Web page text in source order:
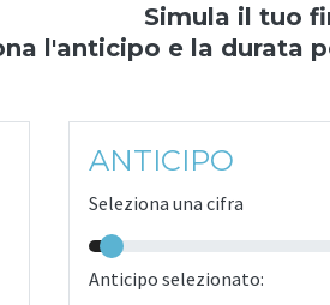
Simula il tuo
l'anticipo e la durata
ANTICIPO
Seleziona una cifra
Anticipo selezionato: